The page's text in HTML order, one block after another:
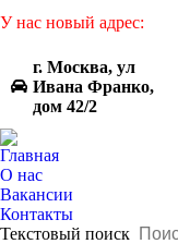
У нас новый адрес:
г. Москва, ул
Ивана Франко,
дом 42/2
Главная
О нас
Вакансии
Контакты
Текстовый поиск